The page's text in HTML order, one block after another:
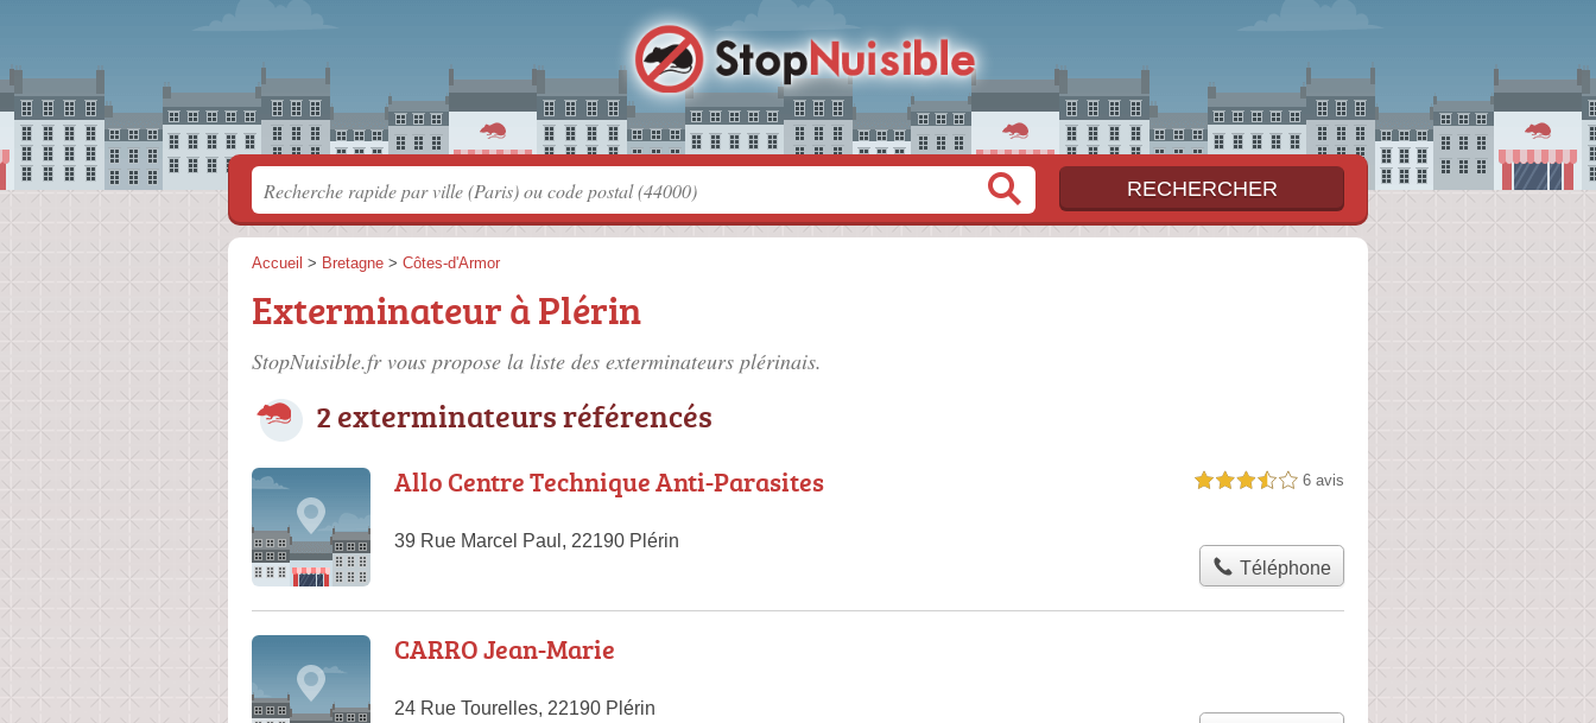
Accueil > Bretagne > Côtes-d'Armor
Exterminateur à Plérin
StopNuisible.fr vous propose la liste des exterminateurs plérinais.
2 exterminateurs référencés
Allo Centre Technique Anti-Parasites
39 Rue Marcel Paul, 22190 Plérin
3,5 étoiles sur 5 6 avis
Téléphone
CARRO Jean-Marie
24 Rue Tourelles, 22190 Plérin